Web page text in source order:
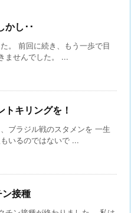
かし･･
。 前回に続き、もう一歩で目
ませんでした。 ...
トキリングを！
ブラジル戦のスタメンを 一生
いるのではないで ...
接種